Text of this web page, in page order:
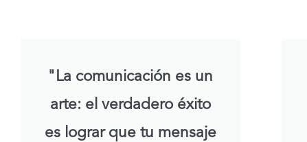
"La comunicación es un
arte: el verdadero éxito
es lograr que tu mensaje